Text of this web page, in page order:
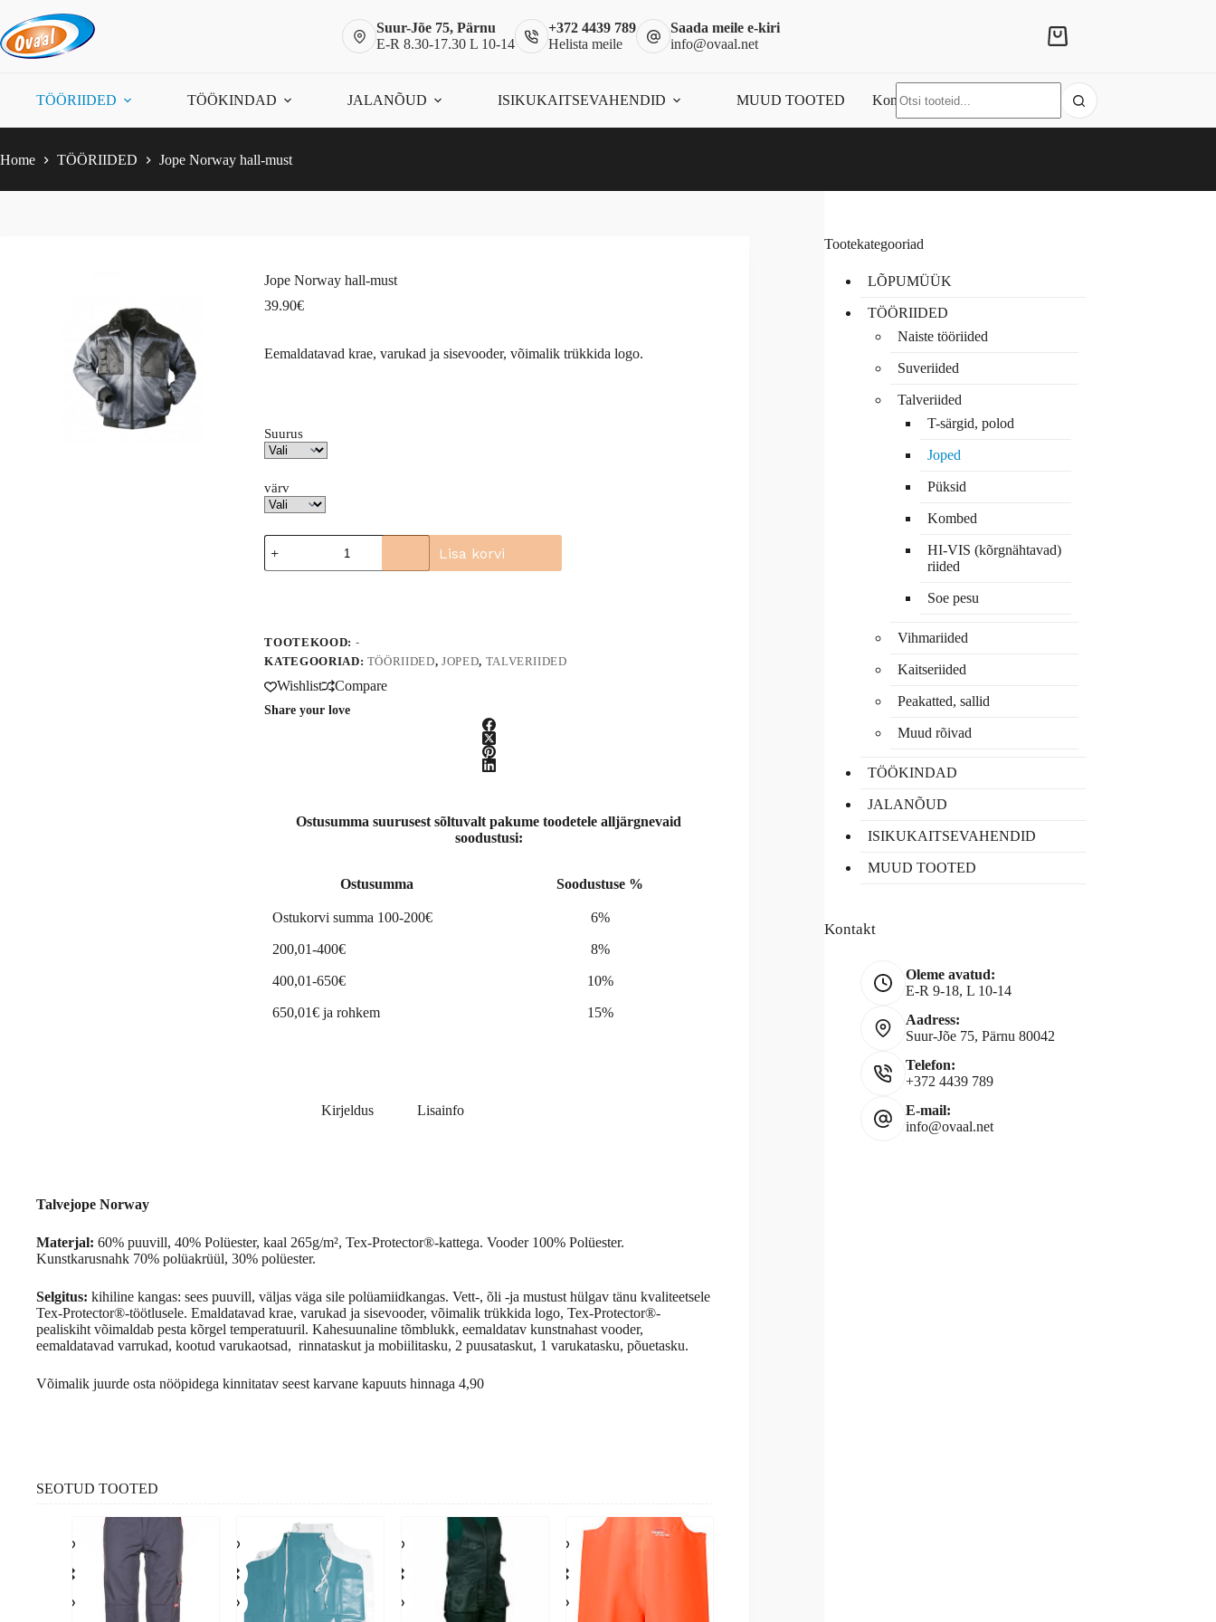
content39.90 €
variants.
options
be
on
Suur-Jõe 75, Pärnu
E-R 8.30-17.30 L 10-14
+372 4439 789
Helista meile
Saada meile e-kiri
info@ovaal.net
Shopping
TÖÖRIIDED TÖÖKINDAD JALANÕUD ISIKUKAITSEVAHENDID MUUD TOOTED Kontakt
results
Home TÖÖRIIDED Jope Norway hall-must
Jope Norway hall-must
39.90€
Eemaldatavad krae, varukad ja sisevooder, võimalik trükkida logo.
Suurus
värv
Jope
Norway
hall-
Lisa korvi
r
n
t
i
TOOTEKOOD: -
KATEGOORIAD: TÖÖRIIDED,JOPED, TALVERIIDED
Wishlist Compare
Share your love
Ostusumma suurusest sõltuvalt pakume toodetele alljärgnevaid
soodustusi:
Ostusumma Soodustuse %
Ostukorvi summa 100-200€ 6%
200,01-400€ 8%
400,01-650€ 10%
650,01€ ja rohkem 15%
Kirjeldus Lisainfo
Talvejope Norway
Materjal: 60% puuvill, 40% Polüester, kaal 265g/m², Tex-Protector®-kattega. Vooder 100% Polüester.
Kunstkarusnahk 70% polüakrüül, 30% polüester.
Selgitus: kihiline kangas: sees puuvill, väljas väga sile polüamiidkangas. Vett-, õli -ja mustust hülgav tänu kvaliteetsele
Tex-Protector®-töötlusele. Emaldatavad krae, varukad ja sisevooder, võimalik trükkida logo, Tex-Protector®-
pealiskiht võimaldab pesta kõrgel temperatuuril. Kahesuunaline tõmblukk, eemaldatav kunstnahast vooder,
eemaldatavad varrukad, kootud varukaotsad, rinnataskut ja mobiilitasku, 2 puusataskut, 1 varukatasku, põuetasku.
Võimalik juurde osta nööpidega kinnitatav seest karvane kapuuts hinnaga 4,90
SEOTUD TOOTED
Tootekategooriad
LÕPUMÜÜK
TÖÖRIIDED
Naiste tööriided
Suveriided
Talveriided
T-särgid, polod
Joped
Püksid
Kombed
HI-VIS (kõrgnähtavad)
riided
Soe pesu
Vihmariided
Kaitseriided
Peakatted, sallid
Muud rõivad
TÖÖKINDAD
JALANÕUD
ISIKUKAITSEVAHENDID
MUUD TOOTED
Kontakt
Oleme avatud:
E-R 9-18, L 10-14
Aadress:
Suur-Jõe 75, Pärnu 80042
Telefon:
+372 4439 789
E-mail:
info@ovaal.net